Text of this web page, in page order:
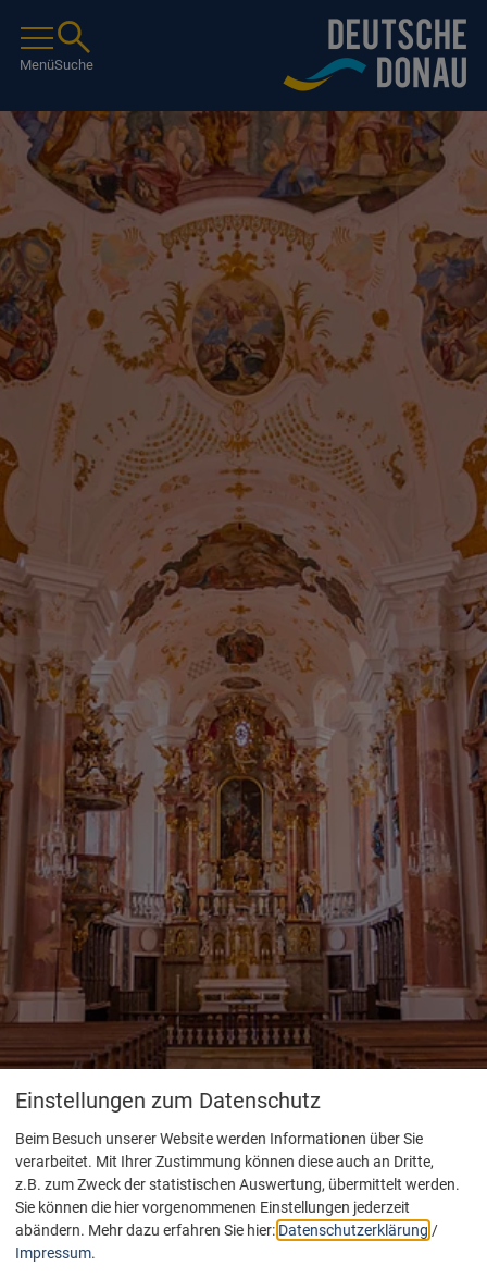
MenüSuche
Einstellungen zum Datenschutz
Beim Besuch unserer Website werden Informationen über Sie
verarbeitet. Mit Ihrer Zustimmung können diese auch an Dritte,
z.B. zum Zweck der statistischen Auswertung, übermittelt werden.
Sie können die hier vorgenommenen Einstellungen jederzeit
abändern. Mehr dazu erfahren Sie hier: Datenschutzerklärung /
Impressum.